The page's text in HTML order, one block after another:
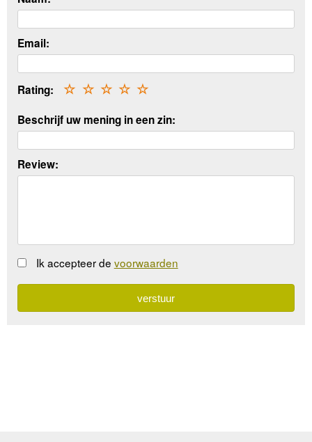
Email:
Rating: ☆
☆
☆
☆
☆
Beschrijf uw mening in een zin:
Review:
Ik accepteer de voorwaarden